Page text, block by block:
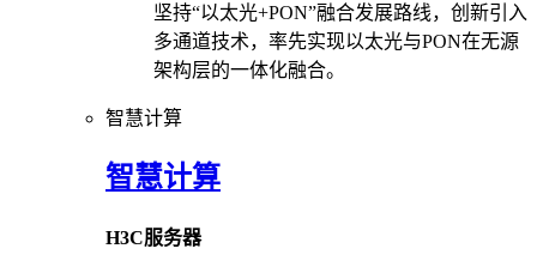
坚持“以太光+PON”融合发展路线，创新引入
多通道技术，率先实现以太光与PON在无源
架构层的一体化融合。
智慧计算
智慧计算
H3C服务器